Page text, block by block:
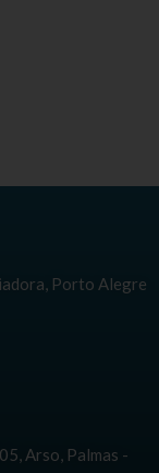
Porto Alegre
Arso, Palmas -